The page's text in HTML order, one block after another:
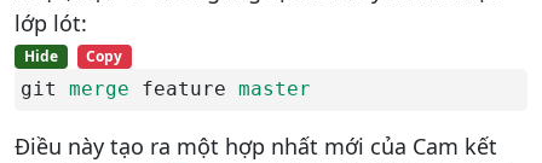
lớp lót:
Hide Copy
git merge feature master
Điều này tạo ra một hợp nhất mới của Cam kết